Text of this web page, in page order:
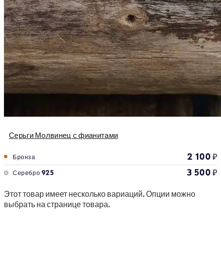
Серьги Молвинец с фианитами
Бронза 2 100₽
Серебро 925 3 500₽
Этот товар имеет несколько вариаций. Опции можно
выбрать на странице товара.